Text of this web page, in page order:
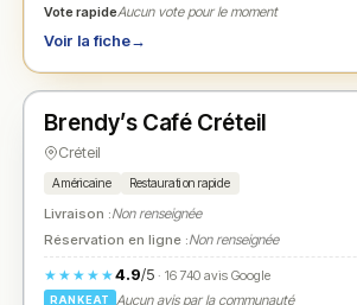
Vote rapideAucun vote pour le moment
Voir la fiche→
★ N° 2
Brendy’s Café Créteil
Créteil
Américaine Restauration rapide
Livraison :Non renseignée
Réservation en ligne :Non renseignée
★★★★★4.9/5· 16 740 avis Google
RANKEAT
Aucun avis par la communauté